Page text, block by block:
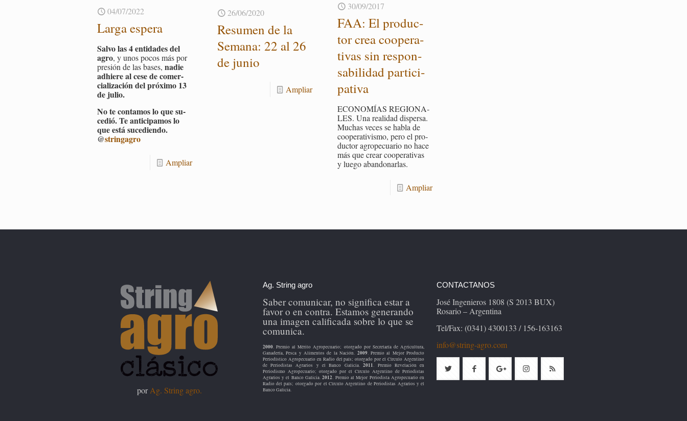
04/07/2022
Larga es­pe­ra
Salvo las 4 en­ti­da­des del
agro, y unos pocos más por
pre­sión de las bases,nadie
ad­hie­re al cese de co­mer­
cia­li­za­ción del pró­xi­mo 13
de julio.
No te con­ta­mos lo que su­
ce­dió. Te an­ti­ci­pa­mos lo
que está su­ce­dien­do.
@strin­ga­gro
Am­pliar
26/06/2020
Re­su­men de la
Se­ma­na: 22 al 26
de junio
Am­pliar
30/09/2017
FAA: El pro­duc­
tor crea coope­ra­
ti­vas sin res­pon­
sa­bi­li­dad par­ti­ci­
pa­ti­va
ECO­NO­MÍAS RE­GIO­NA­
LES. Una reali­dad dis­per­sa.
Mu­chas veces se habla de
coope­ra­ti­vis­mo, pero el pro­
duc­tor agro­pe­cua­rio no hace
más que crear coope­ra­ti­vas
y luego aban­do­nar­las.
Am­pliar
porAg. String agro.
Ag. String agro
Saber comunicar, no significa estar a
favor o en contra. Estamos generando
una imagen calificada sobre lo que se
comunica.
2000. Premio al Mérito Agropecuario; otorgado por Secretaría de Agricultura,
Ganadería, Pesca y Alimentos de la Nación. 2009. Premio al Mejor Producto
Periodístico Agropecuario en Radio del país; otorgado por el Círculo Argentino
de Periodistas Agrarios y el Banco Galicia.2011. Premio Revelación en
Periodismo Agropecuario; otorgado por el Círculo Argentino de Periodistas
Agrarios y el Banco Galicia.2012. Premio al Mejor Periodista Agropecuario en
Radio del país; otorgado por el Círculo Argentino de Periodistas Agrarios y el
Banco Galicia.
CONTACTANOS
José Ingenieros 1808 (S 2013 BUX)
Rosario – Argentina
Tel/Fax: (0341) 4300133 / 156-163163
info@string-agro.com